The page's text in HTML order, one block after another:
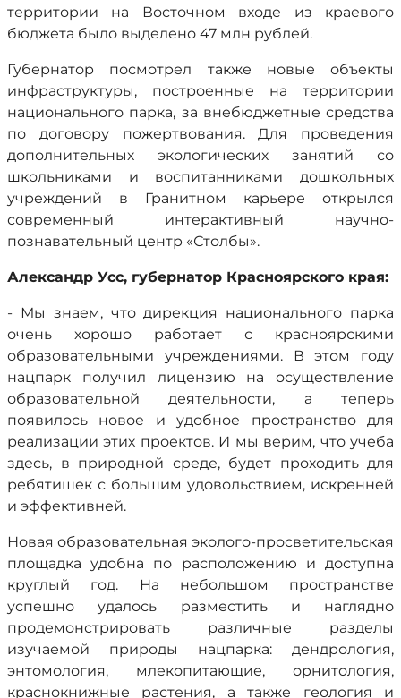
территории на Восточном входе из краевого
бюджета было выделено 47 млн рублей.
Губернатор посмотрел также новые объекты
инфраструктуры, построенные на территории
национального парка, за внебюджетные средства
по договору пожертвования. Для проведения
дополнительных экологических занятий со
школьниками и воспитанниками дошкольных
учреждений в Гранитном карьере открылся
современный интерактивный научно-
познавательный центр «Столбы».
Александр Усс, губернатор Красноярского края:
- Мы знаем, что дирекция национального парка
очень хорошо работает с красноярскими
образовательными учреждениями. В этом году
нацпарк получил лицензию на осуществление
образовательной деятельности, а теперь
появилось новое и удобное пространство для
реализации этих проектов. И мы верим, что учеба
здесь, в природной среде, будет проходить для
ребятишек с большим удовольствием, искренней
и эффективней.
Новая образовательная эколого-просветительская
площадка удобна по расположению и доступна
круглый год. На небольшом пространстве
успешно удалось разместить и наглядно
продемонстрировать различные разделы
изучаемой природы нацпарка: дендрология,
энтомология, млекопитающие, орнитология,
краснокнижные растения, а также геология и